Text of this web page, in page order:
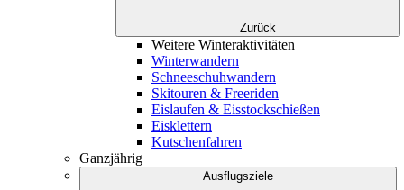
Zurück
Weitere Winteraktivitäten
Winterwandern
Schneeschuhwandern
Skitouren & Freeriden
Eislaufen & Eisstockschießen
Eisklettern
Kutschenfahren
Ganzjährig
Ausflugsziele